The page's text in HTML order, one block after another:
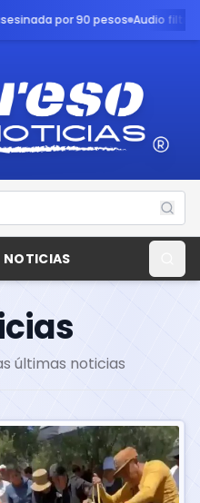
filtrado revela angustia en
NOTICIAS
últimas noticias